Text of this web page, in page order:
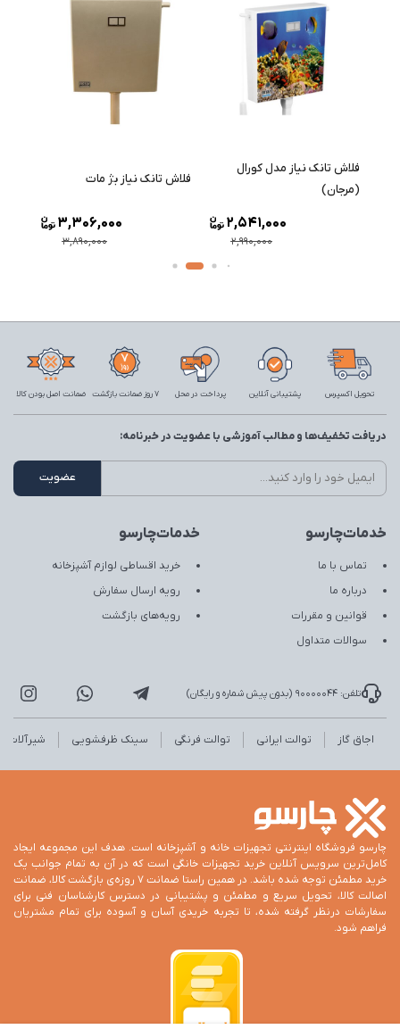
فلاش تانک نیاز مدل کورال
(مرجان)
2,990,000
2,541,000
فلاش تانک نیاز بژ مات
3,890,000
3,306,000
تحویل اکسپرس پشتیبانی آنلاین پرداخت در محل 7 روز ضمانت بازگشت ضمانت اصل بودن کالا
خدمات‌چارسو
تماس با ما
درباره ما
قوانین و مقررات
سوالات متداول
خدمات‌چارسو
خرید اقساطی لوازم آشپزخانه
رویه ارسال سفارش
رویه‌های بازگشت
دریافت تخفیف‌ها و مطالب آموزشی با عضویت در خبرنامه:
تلفن: 90000044 (بدون پیش شماره و رایگان)
اجاق گاز توالت ایرانی توالت فرنگی سینک ظرفشویی شیرآلات
چارسو فروشگاه اینترنتی تجهیزات خانه و آشپزخانه است. هدف این مجموعه ایجاد
کامل‌ترین سرویس آنلاین خرید تجهیزات خانگی است که در آن به تمام جوانب یک
خرید مطمئن توجه شده باشد. در همین راستا ضمانت 7 روزه‌ی بازگشت کالا، ضمانت
اصالت کالا، تحویل سریع و مطمئن و پشتیبانی در دسترس کارشناسان فنی برای
سفارشات درنظر گرفته شده، تا تجربه خریدی آسان و آسوده برای تمام مشتریان
فراهم شود.